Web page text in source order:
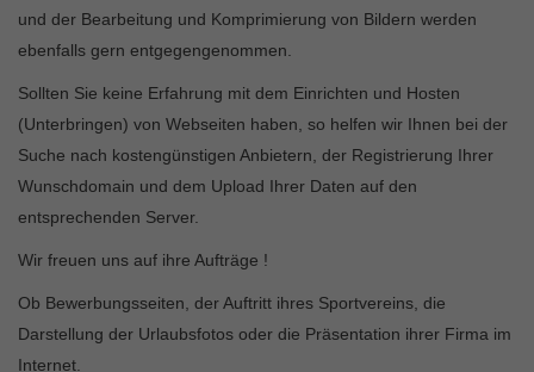
und der Bearbeitung und Komprimierung von Bildern werden
ebenfalls gern entgegengenommen.
Sollten Sie keine Erfahrung mit dem Einrichten und Hosten
(Unterbringen) von Webseiten haben, so helfen wir Ihnen bei der
Suche nach kostengünstigen Anbietern, der Registrierung Ihrer
Wunschdomain und dem Upload Ihrer Daten auf den
entsprechenden Server.
Wir freuen uns auf ihre Aufträge !
Ob Bewerbungsseiten, der Auftritt ihres Sportvereins, die
Darstellung der Urlaubsfotos oder die Präsentation ihrer Firma im
Internet.